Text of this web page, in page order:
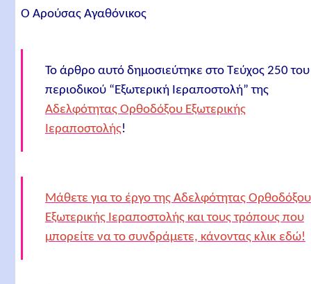
Ο Αρούσας Αγαθόνικος
Το άρθρο αυτό δημοσιεύτηκε στο Τεύχος 250 του
περιοδικού “Εξωτερική Ιεραποστολή” της
Αδελφότητας Ορθοδόξου Εξωτερικής
Ιεραποστολής!
Μάθετε για το έργο της Αδελφότητας Ορθοδόξου
Εξωτερικής Ιεραποστολής και τους τρόπους που
μπορείτε να το συνδράμετε, κάνοντας κλικ εδώ!